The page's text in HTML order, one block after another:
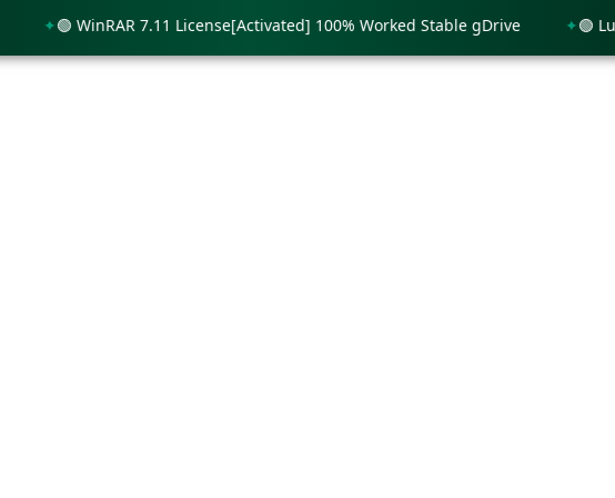
🟢 WinRAR 7.11 License[Activated] 100% Worked Stable gDrive 🟢